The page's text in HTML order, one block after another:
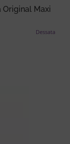
Original Maxi
Dessata